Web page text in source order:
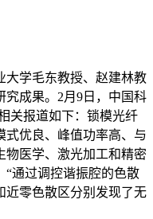
大学毛东教授、赵建林教
究成果。2月9日，中国科
关报道如下：锁模光纤
式优良、峰值功率高、与
物医学、激光加工和精密
“通过调控谐振腔的色散
近零色散区分别发现了无